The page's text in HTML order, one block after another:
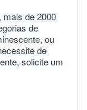
mais de 2000
de
ou
de
solicite um